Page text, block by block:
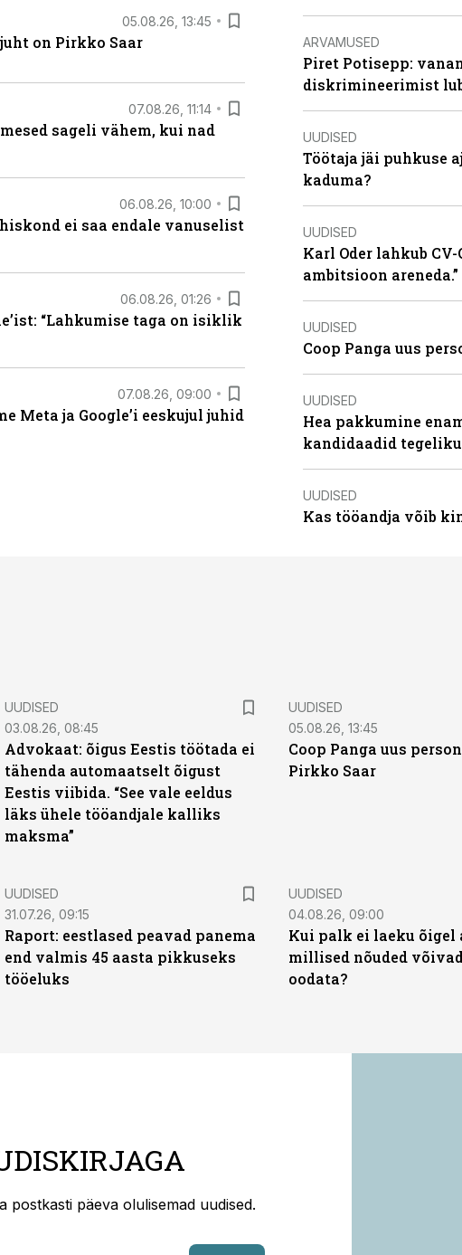
05.08.26, 13:45
on Pirkko Saar
07.08.26, 11:14
sageli vähem, kui nad
06.08.26, 10:00
ei saa endale vanuselist
06.08.26, 01:26
“Lahkumise taga on isiklik
07.08.26, 09:00
Meta ja Google’i eeskujul juhid
ARVAMUSED
Piret Potisepp:
diskrimineerimist
UUDISED
Töötaja jäi puhkuse
kaduma?
UUDISED
Karl Oder lahkub
ambitsioon areneda.”
UUDISED
Coop Panga uus
UUDISED
Hea pakkumine
kandidaadid
UUDISED
Kas tööandja võib
UUDISED
03.08.26, 08:45
Advokaat: õigus Eestis töötada ei
tähenda automaatselt õigust
Eestis viibida. “See vale eeldus
läks ühele tööandjale kalliks
maksma”
UUDISED
05.08.26, 13:45
Coop Panga uus
Pirkko Saar
UUDISED
31.07.26, 09:15
Raport: eestlased peavad panema
end valmis 45 aasta pikkuseks
tööeluks
UUDISED
04.08.26, 09:00
Kui palk ei laeku õigel
millised nõuded
oodata?
postkasti päeva olulisemad uudised.